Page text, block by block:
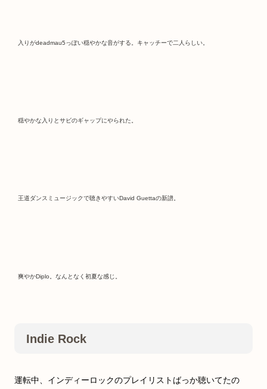
入りがdeadmau5っぽい穏やかな音がする。キャッチーで二人らしい。
穏やかな入りとサビのギャップにやられた。
王道ダンスミュージックで聴きやすいDavid Guettaの新譜。
爽やかDiplo。なんとなく初夏な感じ。
Indie Rock
運転中、インディーロックのプレイリストばっか聴いてたの